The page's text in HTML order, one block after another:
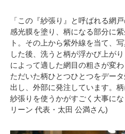
「この『紗張り』と呼ばれる網
感光膜を塗り、柄になる部分に
ト。その上から紫外線を当て、
した後、洗うと柄が浮かび上が
によって適した網目の粗さが変
ただいた柄ひとつひとつをデー
出し、外部に発注しています。
紗張りを使うかがすごく大事に
リーン 代表・太田 公満さん)